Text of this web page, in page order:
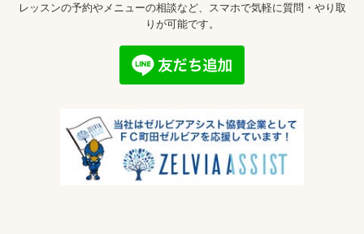
レッスンの予約やメニューの相談など、スマホで気軽に質問・やり取
りが可能です。